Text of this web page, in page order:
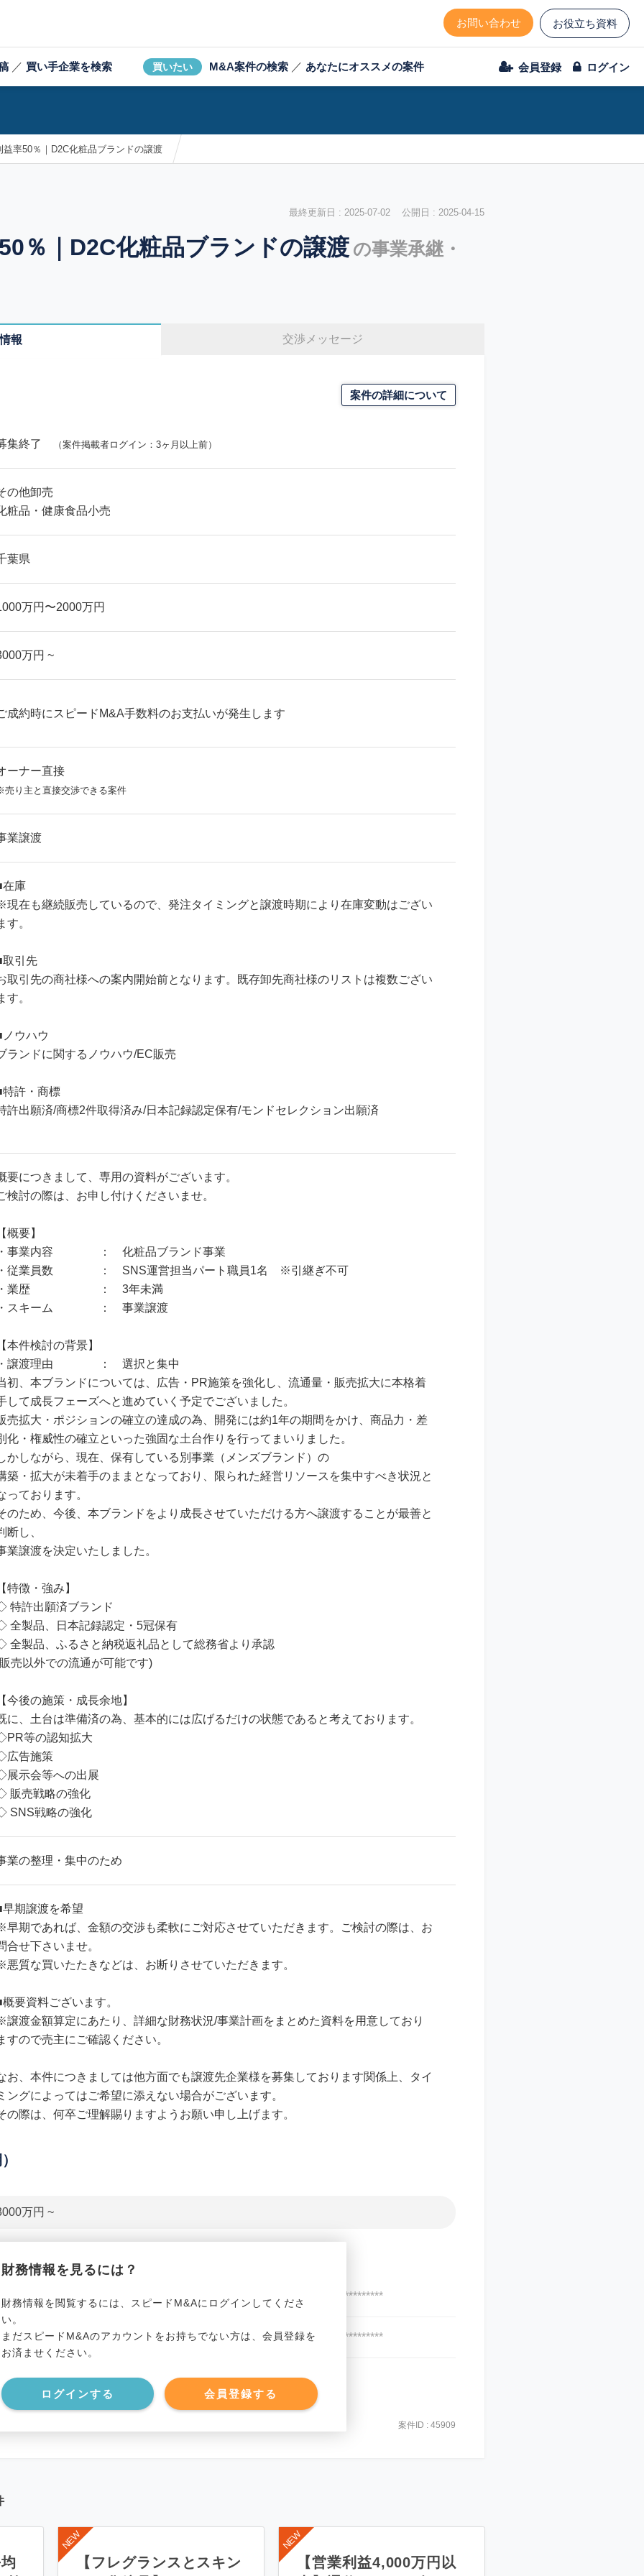
お問い合わせ お役立ち資料
／ 買い手企業を検索 買いたい M&A案件の検索 ／ あなたにオススメの案件 会員登録 ログイン
益率50％｜D2C化粧品ブランドの譲渡
最終更新日 : 2025-07-02 公開日 : 2025-04-15
％｜D2C化粧品ブランドの譲渡 の事業承継・
報 交渉メッセージ
案件の詳細について
集終了 （案件掲載者ログイン：3ヶ月以上前）
の他卸売
粧品・健康食品小売
葉県
万円〜2000万円
万円 ~
成約時にスピードM&A手数料のお支払いが発生します
ーナー直接
り主と直接交渉できる案件
業譲渡
在庫
現在も継続販売しているので、発注タイミングと譲渡時期により在庫変動はござい
す。
取引先
取引先の商社様への案内開始前となります。既存卸先商社様のリストは複数ござい
す。
ノウハウ
ランドに関するノウハウ/EC販売
特許・商標
許出願済/商標2件取得済み/日本記録認定保有/モンドセレクション出願済
要につきまして、専用の資料がございます。
検討の際は、お申し付けくださいませ。
概要】
事業内容 ： 化粧品ブランド事業
従業員数 ： SNS運営担当パート職員1名 ※引継ぎ不可
業歴 ： 3年未満
スキーム ： 事業譲渡
本件検討の背景】
譲渡理由 ： 選択と集中
初、本ブランドについては、広告・PR施策を強化し、流通量・販売拡大に本格着
して成長フェーズへと進めていく予定でございました。
売拡大・ポジションの確立の達成の為、開発には約1年の期間をかけ、商品力・差
化・権威性の確立といった強固な土台作りを行ってまいりました。
かしながら、現在、保有している別事業（メンズブランド）の
築・拡大が未着手のままとなっており、限られた経営リソースを集中すべき状況と
っております。
のため、今後、本ブランドをより成長させていただける方へ譲渡することが最善と
断し、
業譲渡を決定いたしました。
特徴・強み】
特許出願済ブランド
全製品、日本記録認定・5冠保有
全製品、ふるさと納税返礼品として総務省より承認
売以外での流通が可能です)
今後の施策・成長余地】
に、土台は準備済の為、基本的には広げるだけの状態であると考えております。
等の認知拡大
広告施策
展示会等への出展
販売戦略の強化
SNS戦略の強化
業の整理・集中のため
早期譲渡を希望
早期であれば、金額の交渉も柔軟にご対応させていただきます。ご検討の際は、お
合せ下さいませ。
悪質な買いたたきなどは、お断りさせていただきます。
要資料ございます。
譲渡金額算定にあたり、詳細な財務状況/事業計画をまとめた資料を用意しており
すので売主にご確認ください。
お、本件につきましては他方面でも譲渡先企業様を募集しております関係上、タイ
ングによってはご希望に添えない場合がございます。
の際は、何卒ご理解賜りますようお願い申し上げます。
万円 ~
財務情報を見るには？
財務情報を閲覧するには、スピードM&Aにログインしてくださ
い。
まだスピードM&Aのアカウントをお持ちでない方は、会員登録を
お済ませください。
ログインする 会員登録する
事業資産 ********************
事業負債 ********************
案件ID : 45909
【フレグランスとスキン
【営業利益4,000万円以